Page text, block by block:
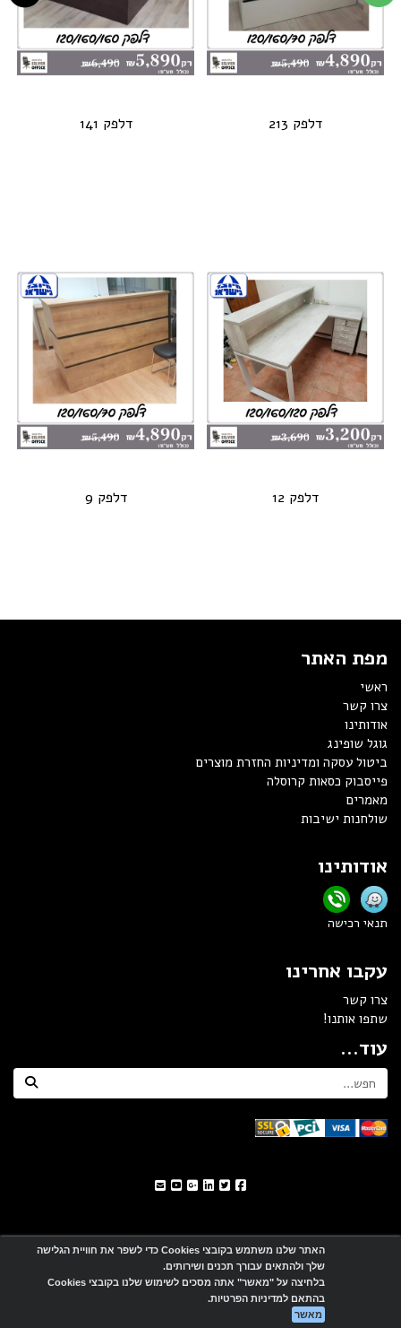
דלפק 213 דלפק 141
דלפק 12 דלפק 9
מפת האתר
ראשי
צרו קשר
אודותינו
גוגל שופינג
ביטול עסקה ומדיניות החזרת מוצרים
פייסבוק כסאות קרוסלה
מאמרים
שולחנות ישיבות
אודותינו
תנאי רכישה
עקבו אחרינו
צרו קשר
שתפו אותנו!
עוד...
אתר זה מופעל באמצעותWobily
האתר שלנו משתמש בקובצי Cookies כדי לשפר את חוויית הגלישה
שלך ולהתאים עבורך תכנים ושירותים.
בלחיצה על "מאשר" אתה מסכים לשימוש שלנו בקובצי Cookies
בהתאם למדיניות הפרטיות.
מאשר